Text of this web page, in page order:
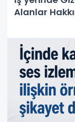
Alanlar